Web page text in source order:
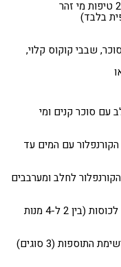
בלבד)
שבבי קוקוס קלוי,
עם סוכר קנים ומי
עם המים עד
לחלב ומערבבים
מסירים מהאש ומוזגים לכוסות (בין 2 ל-4 מנות
מוסיפים לפי בחירה מרשימת התוספות (3 סוגים)